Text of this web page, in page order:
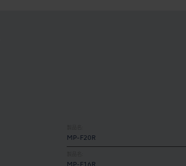
MP-F20R
MP-F16R